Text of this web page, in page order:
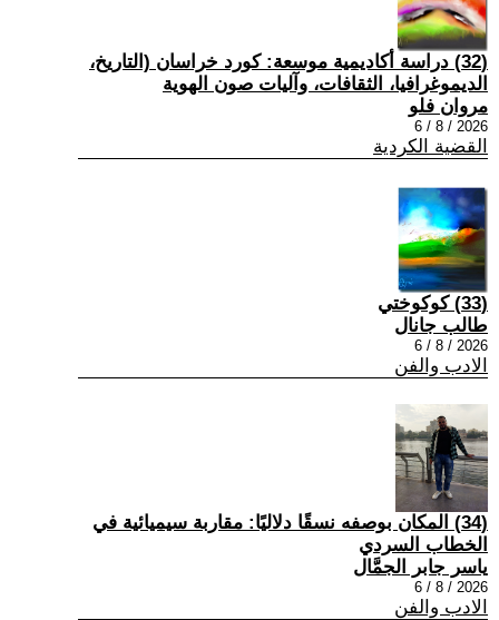
(32) دراسة أكاديمية موسعة: كورد خراسان (التاريخ،
الديموغرافيا، الثقافات، وآليات صون الهوية
مروان فلو
2026 / 8 / 6
القضية الكردية
(33) كوكوختي
طالب جانال
2026 / 8 / 6
الادب والفن
(34) المكان بوصفه نسقًا دلاليًا: مقاربة سيميائية في
الخطاب السردي
ياسر جابر الجمَّال
2026 / 8 / 6
الادب والفن